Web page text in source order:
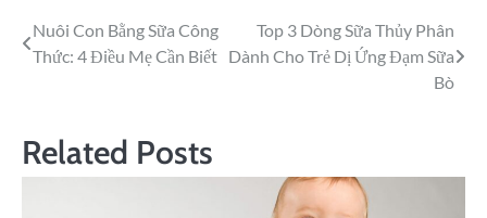
Nuôi Con Bằng Sữa Công
Thức: 4 Điều Mẹ Cần Biết
Top 3 Dòng Sữa Thủy Phân
Dành Cho Trẻ Dị Ứng Đạm Sữa
Bò
Related Posts